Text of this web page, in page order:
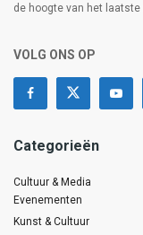
de hoogte van het laatste
VOLG ONS OP
Categorieën
Cultuur & Media
Evenementen
Kunst & Cultuur